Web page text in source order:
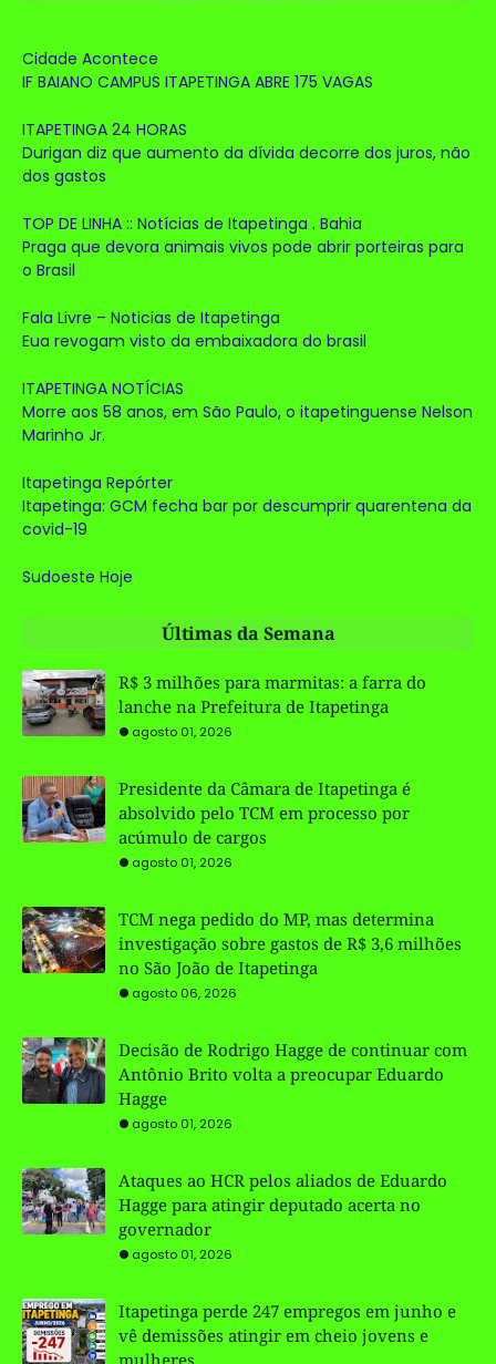
Cidade Acontece
IF BAIANO CAMPUS ITAPETINGA ABRE 175 VAGAS
ITAPETINGA 24 HORAS
Durigan diz que aumento da dívida decorre dos juros, não
dos gastos
TOP DE LINHA :: Notícias de Itapetinga . Bahia
Praga que devora animais vivos pode abrir porteiras para
o Brasil
Fala Livre – Noticias de Itapetinga
Eua revogam visto da embaixadora do brasil
ITAPETINGA NOTÍCIAS
Morre aos 58 anos, em São Paulo, o itapetinguense Nelson
Marinho Jr.
Itapetinga Repórter
Itapetinga: GCM fecha bar por descumprir quarentena da
covid-19
Sudoeste Hoje
Últimas da Semana
R$ 3 milhões para marmitas: a farra do
lanche na Prefeitura de Itapetinga
agosto 01, 2026
Presidente da Câmara de Itapetinga é
absolvido pelo TCM em processo por
acúmulo de cargos
agosto 01, 2026
TCM nega pedido do MP, mas determina
investigação sobre gastos de R$ 3,6 milhões
no São João de Itapetinga
agosto 06, 2026
Decisão de Rodrigo Hagge de continuar com
Antônio Brito volta a preocupar Eduardo
Hagge
agosto 01, 2026
Ataques ao HCR pelos aliados de Eduardo
Hagge para atingir deputado acerta no
governador
agosto 01, 2026
Itapetinga perde 247 empregos em junho e
vê demissões atingir em cheio jovens e
mulheres